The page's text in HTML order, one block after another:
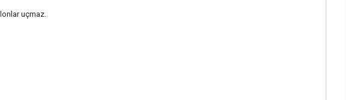
uçmaz.